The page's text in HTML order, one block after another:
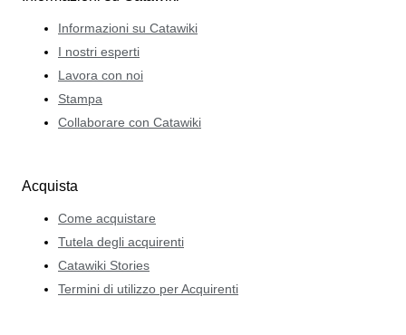
Informazioni su Catawiki
I nostri esperti
Lavora con noi
Stampa
Collaborare con Catawiki
Acquista
Come acquistare
Tutela degli acquirenti
Catawiki Stories
Termini di utilizzo per Acquirenti